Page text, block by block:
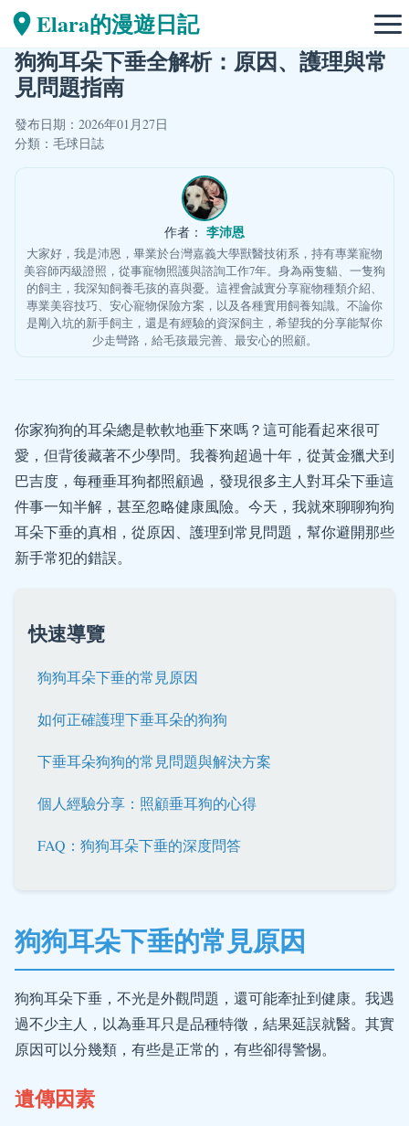
Elara的漫遊日記
狗狗耳朵下垂全解析：原因、護理與常
見問題指南
發布日期：2026年01月27日
分類： 毛球日誌
作者： 李沛恩
大家好，我是沛恩，畢業於台灣嘉義大學獸醫技術系，持有專業寵物
美容師丙級證照，從事寵物照護與諮詢工作7年。身為兩隻貓、一隻狗
的飼主，我深知飼養毛孩的喜與憂。這裡會誠實分享寵物種類介紹、
專業美容技巧、安心寵物保險方案，以及各種實用飼養知識。不論你
是剛入坑的新手飼主，還是有經驗的資深飼主，希望我的分享能幫你
少走彎路，給毛孩最完善、最安心的照顧。
你家狗狗的耳朵總是軟軟地垂下來嗎？這可能看起來很可
愛，但背後藏著不少學問。我養狗超過十年，從黃金獵犬到
巴吉度，每種垂耳狗都照顧過，發現很多主人對耳朵下垂這
件事一知半解，甚至忽略健康風險。今天，我就來聊聊狗狗
耳朵下垂的真相，從原因、護理到常見問題，幫你避開那些
新手常犯的錯誤。
快速導覽
狗狗耳朵下垂的常見原因
如何正確護理下垂耳朵的狗狗
下垂耳朵狗狗的常見問題與解決方案
個人經驗分享：照顧垂耳狗的心得
FAQ：狗狗耳朵下垂的深度問答
狗狗耳朵下垂的常見原因
狗狗耳朵下垂，不光是外觀問題，還可能牽扯到健康。我遇
過不少主人，以為垂耳只是品種特徵，結果延誤就醫。其實
原因可以分幾類，有些是正常的，有些卻得警惕。
遺傳因素